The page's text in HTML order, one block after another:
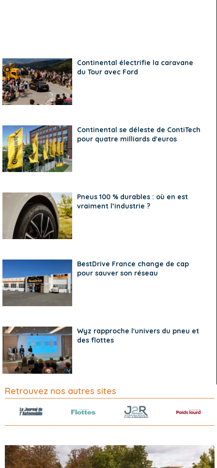
Continental électrifie la caravane
du Tour avec Ford
Continental se déleste de ContiTech
pour quatre milliards d'euros
Pneus 100 % durables : où en est
vraiment l’industrie ?
BestDrive France change de cap
pour sauver son réseau
Wyz rapproche l'univers du pneu et
des flottes
Retrouvez nos autres sites